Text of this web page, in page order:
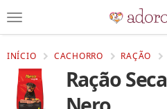
INÍCIO CACHORRO RAÇÃO
Ração Seca